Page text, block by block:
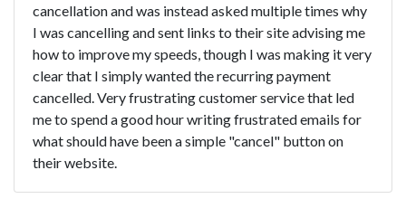
cancellation and was instead asked multiple times why
I was cancelling and sent links to their site advising me
how to improve my speeds, though I was making it very
clear that I simply wanted the recurring payment
cancelled. Very frustrating customer service that led
me to spend a good hour writing frustrated emails for
what should have been a simple "cancel" button on
their website.